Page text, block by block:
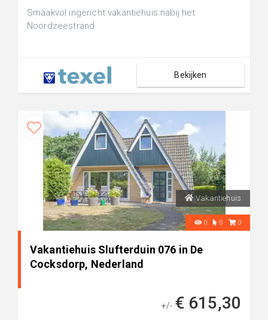
Smaakvol ingericht vakantiehuis nabij het
Noordzeestrand
Bekijken
Vakantiehuis
0 0 0
Vakantiehuis Slufterduin 076 in De
Cocksdorp, Nederland
+/- € 615,30